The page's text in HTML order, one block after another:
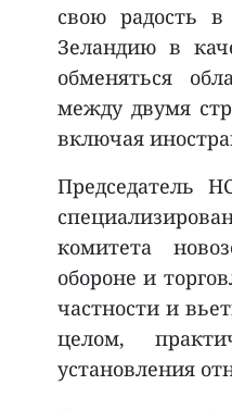
свою радость
Зеландию в
обменяться
между двумя
включая
Председатель
комитета
обороне и
частности и
целом,
установления